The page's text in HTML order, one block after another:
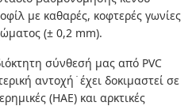
με καθαρές, κοφτερές γωνίες
(± 0,2 mm).
σύνθεσή μας από PVC
αντοχή ̇ έχει δοκιμαστεί σε
(ΗΑΕ) και αρκτικές